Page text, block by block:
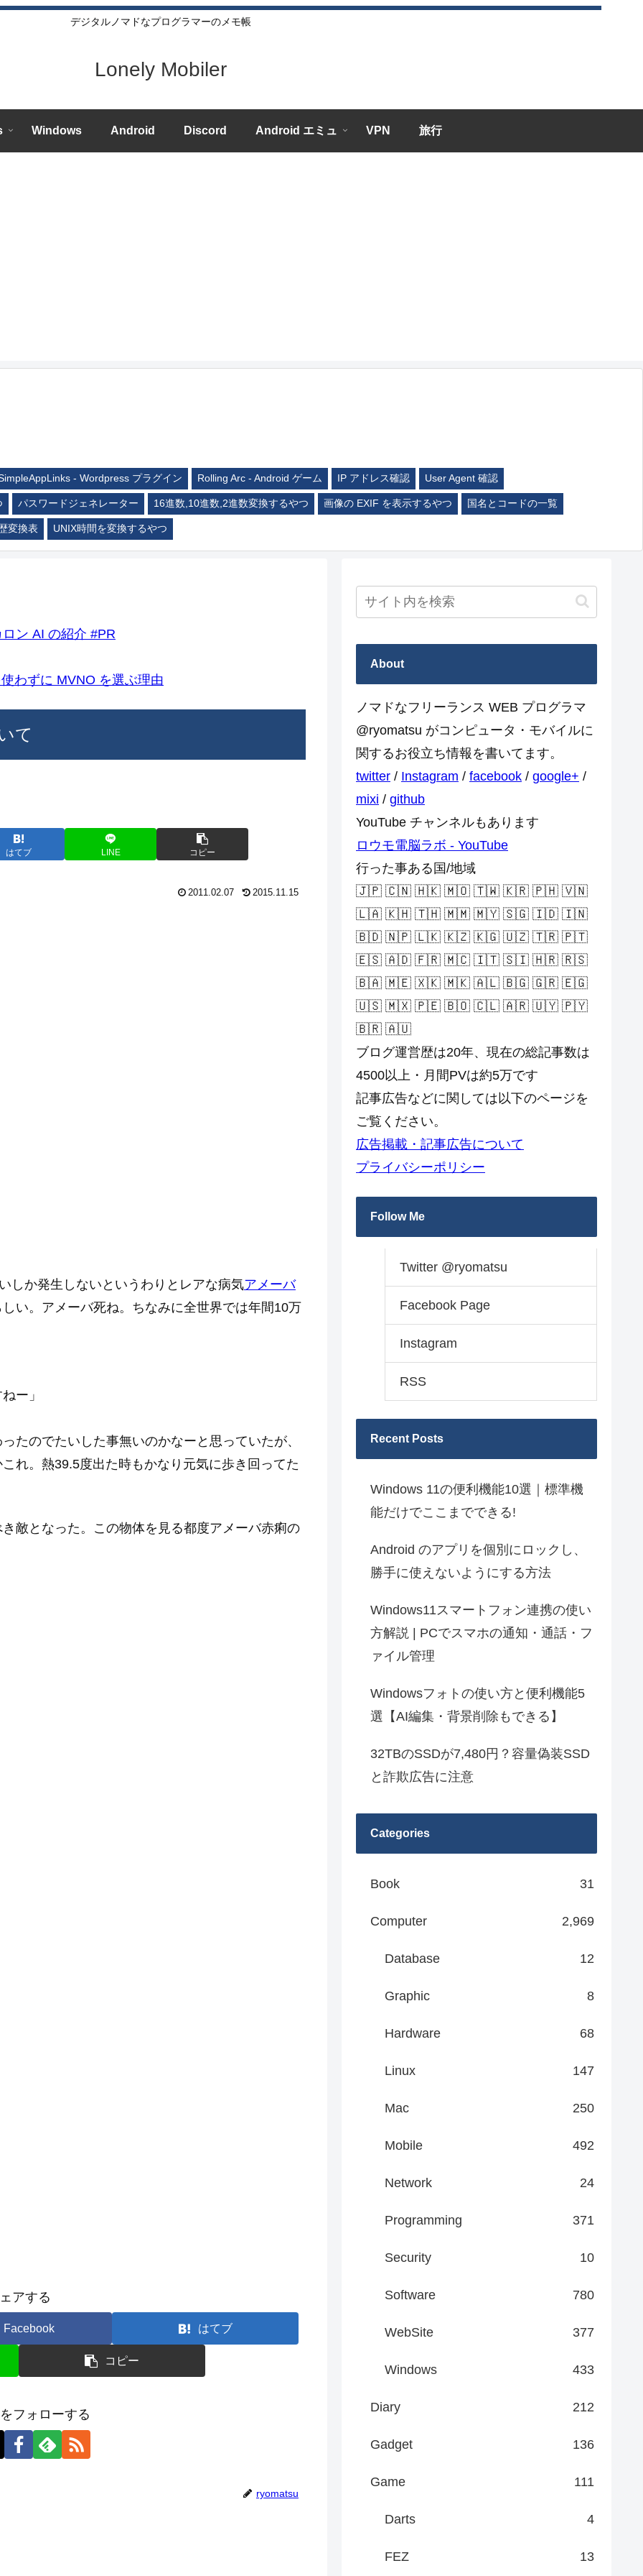
デジタルノマドなプログラマーのメモ帳
Lonely Mobiler
Windows Android Discord Android エミュ VPN 旅行
- Wordpress プラグイン Rolling Arc - Android ゲーム IP アドレス確認 User Agent 確認
パスワードジェネレーター 16進数,10進数,2進数変換するやつ 画像の EXIF を表示するやつ 国名とコードの一覧
変換表 UNIX時間を変換するやつ
ン AI の紹介 #PR
わずに MVNO を選ぶ理由
て
はてブ LINE コピー
2011.02.07 2015.11.15
しか発生しないというわりとレアな病気アメーバ
い。アメーバ死ね。ちなみに全世界では年間10万
ー」
たのでたいした事無いのかなーと思っていたが、
れ。熱39.5度出た時もかなり元気に歩き回ってた
敵となった。この物体を見る都度アメーバ赤痢の
アする
Facebook はてブ
コピー
フォローする
ryomatsu
About
ノマドなフリーランス WEB プログラマ
@ryomatsu がコンピュータ・モバイルに
関するお役立ち情報を書いてます。
twitter / Instagram / facebook / google+ /
mixi / github
YouTube チャンネルもあります
ロウモ電脳ラボ - YouTube
行った事ある国/地域
🇯🇵 🇨🇳 🇭🇰 🇲🇴 🇹🇼 🇰🇷 🇵🇭 🇻🇳
🇱🇦 🇰🇭 🇹🇭 🇲🇲 🇲🇾 🇸🇬 🇮🇩 🇮🇳
🇧🇩 🇳🇵 🇱🇰 🇰🇿 🇰🇬 🇺🇿 🇹🇷 🇵🇹
🇪🇸 🇦🇩 🇫🇷 🇲🇨 🇮🇹 🇸🇮 🇭🇷 🇷🇸
🇧🇦 🇲🇪 🇽🇰 🇲🇰 🇦🇱 🇧🇬 🇬🇷 🇪🇬
🇺🇸 🇲🇽 🇵🇪 🇧🇴 🇨🇱 🇦🇷 🇺🇾 🇵🇾
🇧🇷 🇦🇺
ブログ運営歴は20年、現在の総記事数は
4500以上・月間PVは約5万です
記事広告などに関しては以下のページを
ご覧ください。
広告掲載・記事広告について
プライバシーポリシー
Follow Me
Twitter @ryomatsu
Facebook Page
Instagram
RSS
Recent Posts
Windows 11の便利機能10選｜標準機
能だけでここまでできる!
Android のアプリを個別にロックし、
勝手に使えないようにする方法
Windows11スマートフォン連携の使い
方解説 | PCでスマホの通知・通話・フ
ァイル管理
Windowsフォトの使い方と便利機能5
選【AI編集・背景削除もできる】
32TBのSSDが7,480円？容量偽装SSD
と詐欺広告に注意
Categories
Book 31
Computer 2,969
Database 12
Graphic 8
Hardware 68
Linux 147
Mac 250
Mobile 492
Network 24
Programming 371
Security 10
Software 780
WebSite 377
Windows 433
Diary 212
Gadget 136
Game 111
Darts 4
FEZ 13